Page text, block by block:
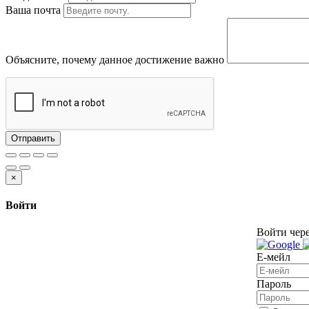
Ваша почта
Объясните, почему данное достижение важно
Отправить
×
Войти
Войти
Е-мейл
Пароль